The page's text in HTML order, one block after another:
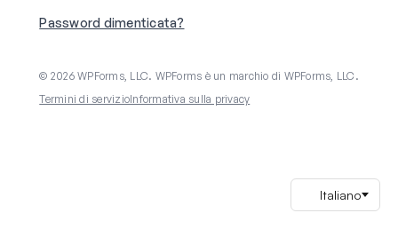
Password dimenticata?
© 2026 WPForms, LLC. WPForms è un marchio di WPForms, LLC.
Termini di servizioInformativa sulla privacy